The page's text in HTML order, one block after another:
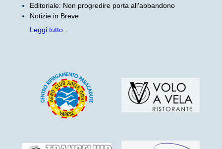
Editoriale: Non progredire porta all'abbandono
Notizie in Breve
Leggi tutto...